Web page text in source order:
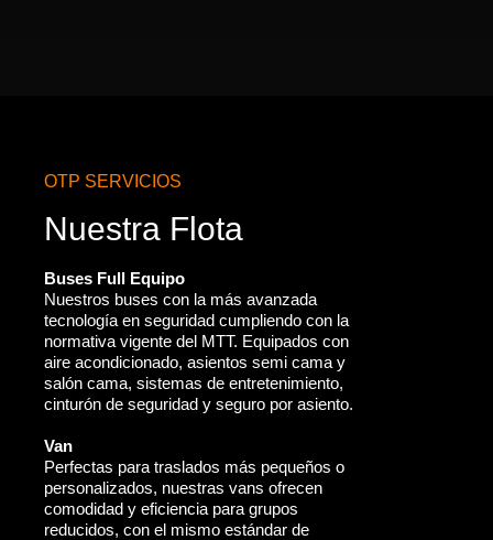
OTP SERVICIOS
Nuestra Flota
Buses Full Equipo
Nuestros buses con la más avanzada
tecnología en seguridad cumpliendo con la
normativa vigente del MTT. Equipados con
aire acondicionado, asientos semi cama y
salón cama, sistemas de entretenimiento,
cinturón de seguridad y seguro por asiento.
Van
Perfectas para traslados más pequeños o
personalizados, nuestras vans ofrecen
comodidad y eficiencia para grupos
reducidos, con el mismo estándar de